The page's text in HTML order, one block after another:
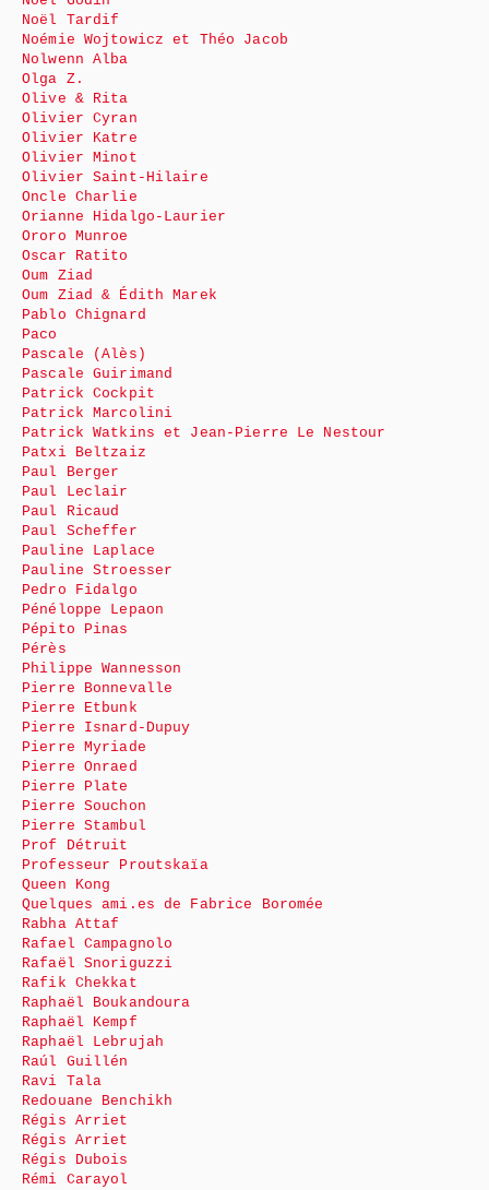
Noël Tardif
Noémie Wojtowicz et Théo Jacob
Nolwenn Alba
Olga Z.
Olive & Rita
Olivier Cyran
Olivier Katre
Olivier Minot
Olivier Saint-Hilaire
Oncle Charlie
Orianne Hidalgo-Laurier
Ororo Munroe
Oscar Ratito
Oum Ziad
Oum Ziad & Édith Marek
Pablo Chignard
Paco
Pascale (Alès)
Pascale Guirimand
Patrick Cockpit
Patrick Marcolini
Patrick Watkins et Jean-Pierre Le Nestour
Patxi Beltzaiz
Paul Berger
Paul Leclair
Paul Ricaud
Paul Scheffer
Pauline Laplace
Pauline Stroesser
Pedro Fidalgo
Pénéloppe Lepaon
Pépito Pinas
Pérès
Philippe Wannesson
Pierre Bonnevalle
Pierre Etbunk
Pierre Isnard-Dupuy
Pierre Myriade
Pierre Onraed
Pierre Plate
Pierre Souchon
Pierre Stambul
Prof Détruit
Professeur Proutskaïa
Queen Kong
Quelques ami.es de Fabrice Boromée
Rabha Attaf
Rafael Campagnolo
Rafaël Snoriguzzi
Rafik Chekkat
Raphaël Boukandoura
Raphaël Kempf
Raphaël Lebrujah
Raúl Guillén
Ravi Tala
Redouane Benchikh
Régis Arriet
Régis Arriet
Régis Dubois
Rémi Carayol